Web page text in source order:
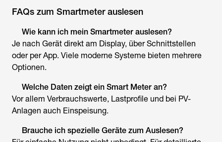
FAQs zum Smartmeter auslesen
Wie kann ich mein Smartmeter auslesen?
Je nach Gerät direkt am Display, über Schnittstellen
oder per App. Viele moderne Systeme bieten mehrere
Optionen.
Welche Daten zeigt ein Smart Meter an?
Vor allem Verbrauchswerte, Lastprofile und bei PV-
Anlagen auch Einspeisung.
Brauche ich spezielle Geräte zum Auslesen?